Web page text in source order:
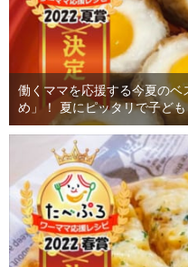
働くママを応援する今夏の
め」！ 夏にピッタリで子ど